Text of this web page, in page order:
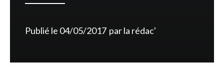
Publié le 04/05/2017 parla rédac'